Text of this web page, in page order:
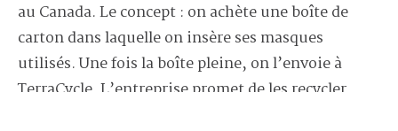
au Canada. Le concept : on achète une boîte de
carton dans laquelle on insère ses masques
utilisés. Une fois la boîte pleine, on l’envoie à
TerraCycle. L’entreprise promet de les recycler